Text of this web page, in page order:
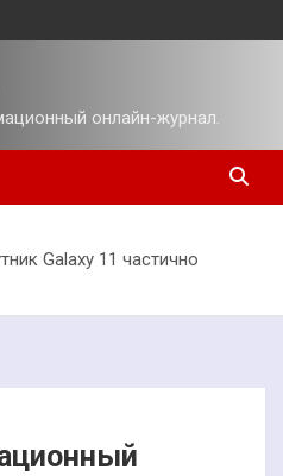
онлайн-журнал.
Galaxy 11 частично